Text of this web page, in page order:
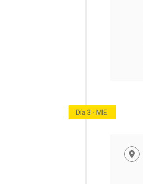
Día 3 - MIE.